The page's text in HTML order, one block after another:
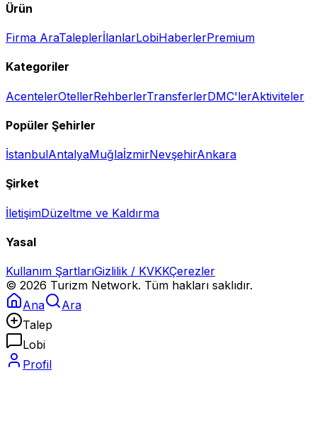
Ürün
Firma AraTaleplerİlanlarLobiHaberlerPremium
Kategoriler
AcentelerOtellerRehberlerTransferlerDMC'lerAktiviteler
Popüler Şehirler
İstanbulAntalyaMuğlaİzmirNevşehirAnkara
Şirket
İletişimDüzeltme ve Kaldırma
Yasal
Kullanım ŞartlarıGizlilik / KVKKÇerezler
© 2026 Turizm Network. Tüm hakları saklıdır.
Ana
Ara
Talep
Lobi
Profil